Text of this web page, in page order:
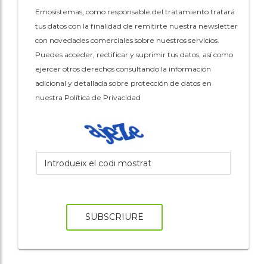
Emosistemas, como responsable del tratamiento tratará
tus datos con la finalidad de remitirte nuestra newsletter
con novedades comerciales sobre nuestros servicios.
Puedes acceder, rectificar y suprimir tus datos, así como
ejercer otros derechos consultando la información
adicional y detallada sobre protección de datos en
nuestra Política de Privacidad
SUBSCRIURE